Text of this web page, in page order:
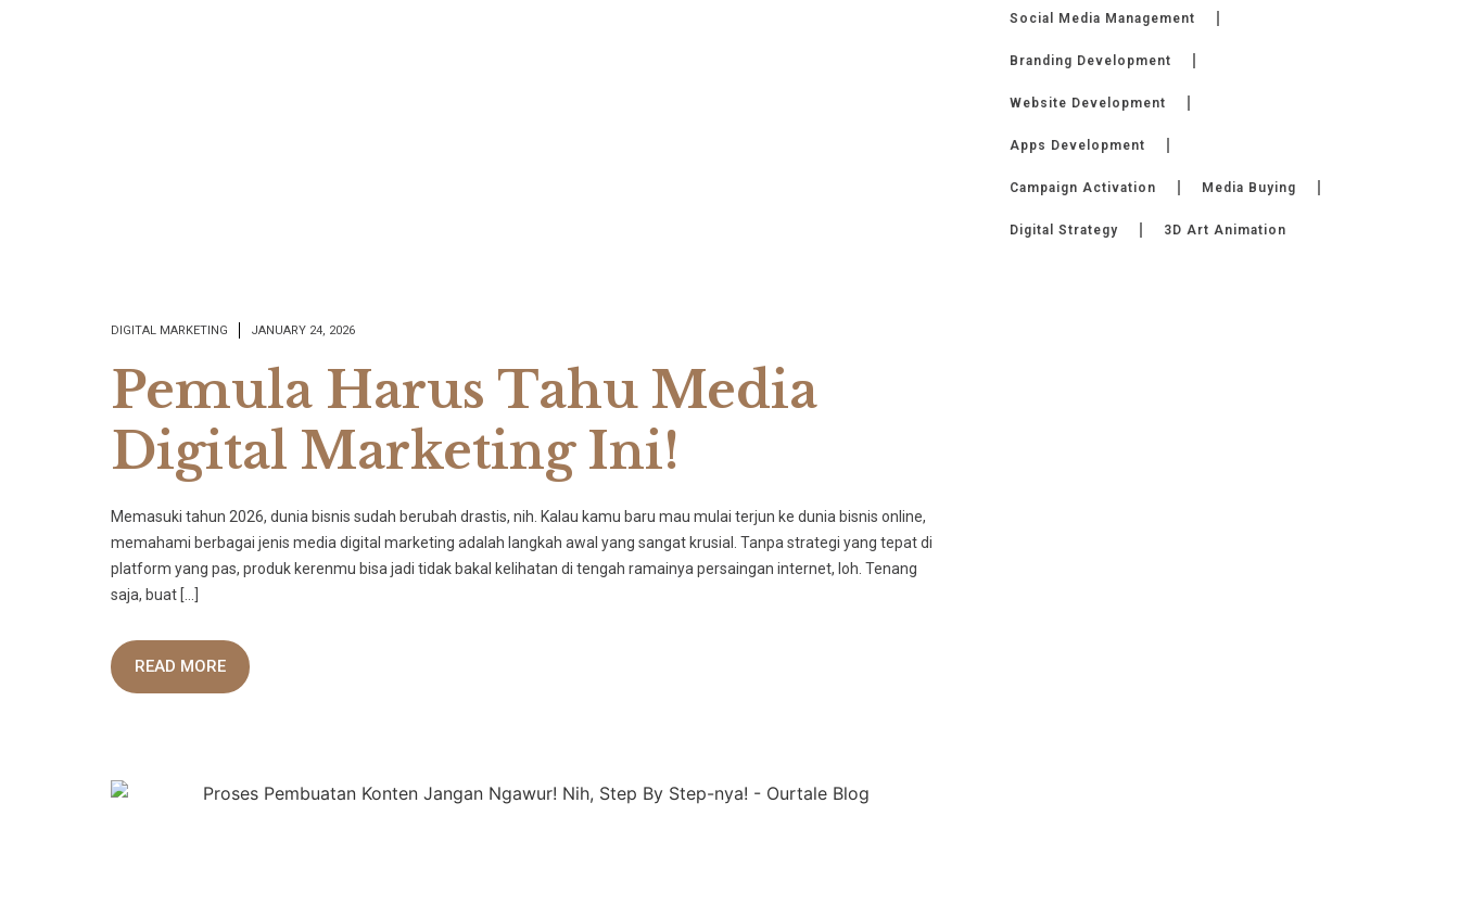
DIGITAL MARKETING JANUARY 24, 2026
Pemula Harus Tahu Media
Digital Marketing Ini!
​Memasuki tahun 2026, dunia bisnis sudah berubah drastis, nih. Kalau kamu baru mau mulai terjun ke dunia bisnis online,
memahami berbagai jenis media digital marketing adalah langkah awal yang sangat krusial. Tanpa strategi yang tepat di
platform yang pas, produk kerenmu bisa jadi tidak bakal kelihatan di tengah ramainya persaingan internet, loh. Tenang
saja, buat […]
READ MORE
Social Media Management
Branding Development
Website Development
Apps Development
Campaign Activation Media Buying
Digital Strategy 3D Art Animation